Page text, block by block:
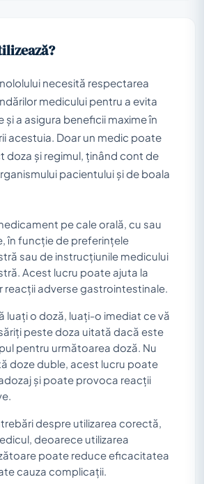
necesită respectarea
medicului pentru a evita
a asigura beneficii maxime în
acestuia. Doar un medic poate
doza și regimul, ținând cont de
pacientului și de boala
pe cale orală, cu sau
în funcție de preferințele
sau de instrucțiunile medicului
Acest lucru poate ajuta la
reacții adverse gastrointestinale.
luați o doză, luați-o imediat ce vă
peste doza uitată dacă este
pentru următoarea doză. Nu
doze duble, acest lucru poate
și poate provoca reacții
despre utilizarea corectă,
deoarece utilizarea
poate reduce eficacitatea
cauza complicații.